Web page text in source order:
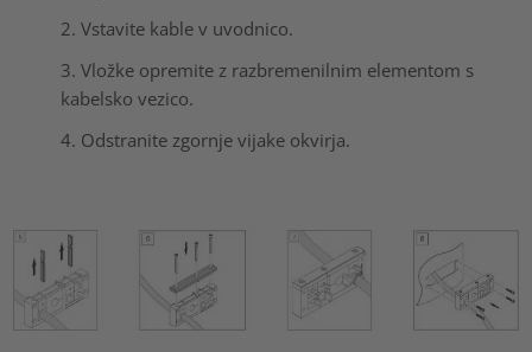
2. Vstavite kable v uvodnico.
3. Vložke opremite z razbremenilnim elementom s
kabelsko vezico.
4. Odstranite zgornje vijake okvirja.